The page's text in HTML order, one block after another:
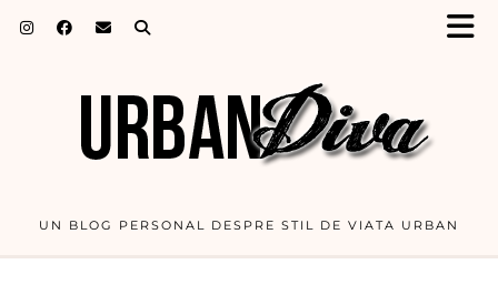
UN BLOG PERSONAL DESPRE STIL DE VIATA URBAN